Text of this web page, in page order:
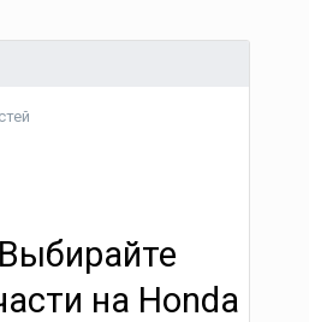
Выбирайте
на Honda